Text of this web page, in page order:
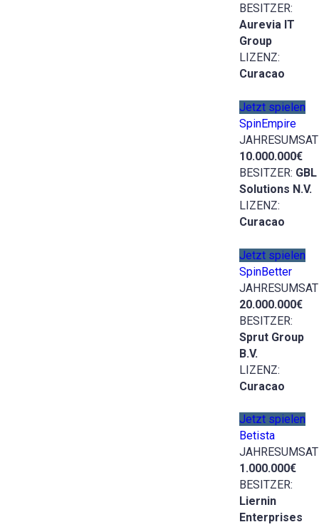
BESITZER:
Aurevia IT
Group
LIZENZ:
Curacao
Jetzt spielen
SpinEmpire
10.000.000€
BESITZER: GBL
Solutions N.V.
LIZENZ:
Curacao
Jetzt spielen
SpinBetter
20.000.000€
BESITZER:
Sprut Group
B.V.
LIZENZ:
Curacao
Jetzt spielen
Betista
1.000.000€
BESITZER:
Liernin
Enterprises